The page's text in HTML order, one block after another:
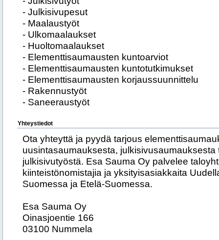
- Julkisivupesut
- Maalaustyöt
- Ulkomaalaukset
- Huoltomaalaukset
- Elementtisaumausten kuntoarviot
- Elementtisaumausten kuntotutkimukset
- Elementtisaumausten korjaussuunnittelu
- Rakennustyöt
- Saneeraustyöt
Yhteystiedot
Ota yhteyttä ja pyydä tarjous
uusintasaumauksesta,
julkisivutyöstä. Esa Sauma Oy palvelee
kiinteistönomistajia ja yksityisasiakkaita
Suomessa ja Etelä-Suomessa.
Esa Sauma Oy
Oinasjoentie 166
03100 Nummela